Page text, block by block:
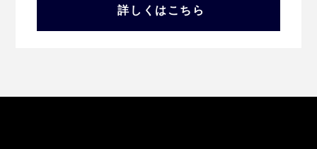
詳しくはこちら